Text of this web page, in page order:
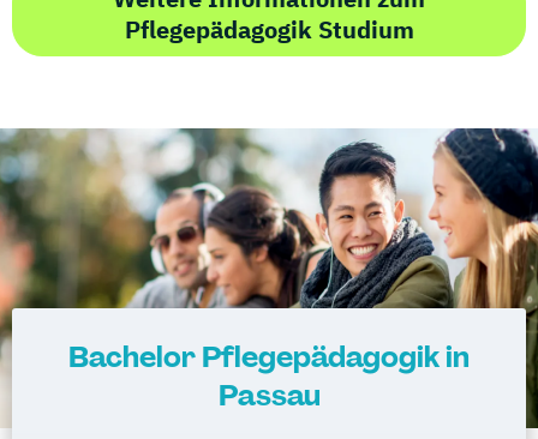
Pflegepädagogik Studium
Bachelor Pflegepädagogik in
Passau